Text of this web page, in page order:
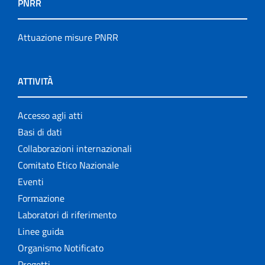
PNRR
Attuazione misure PNRR
ATTIVITÀ
Accesso agli atti
Basi di dati
Collaborazioni internazionali
Comitato Etico Nazionale
Eventi
Formazione
Laboratori di riferimento
Linee guida
Organismo Notificato